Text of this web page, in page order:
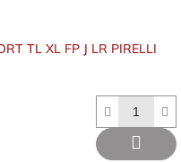
TL XL FP J LR PIRELLI